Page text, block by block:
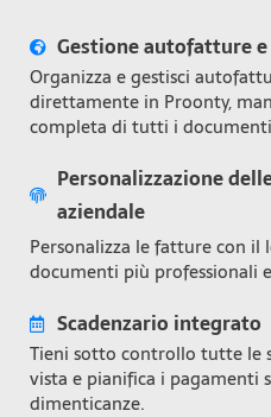
Gestione autofatture
Organizza e gestisci
direttamente in Proonty,
completa di tutti i
Personalizzazione
aziendale
Personalizza le fatture con
documenti più professionali
Scadenzario integrato
Tieni sotto controllo tutte le
vista e pianifica i pagamenti
dimenticanze.